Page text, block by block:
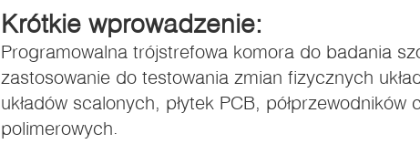
Krótkie wprowadzenie:
Programowalna trójstrefowa komora do badania
zastosowanie do testowania zmian fizycznych
układów scalonych, płytek PCB, półprzewodników
polimerowych.